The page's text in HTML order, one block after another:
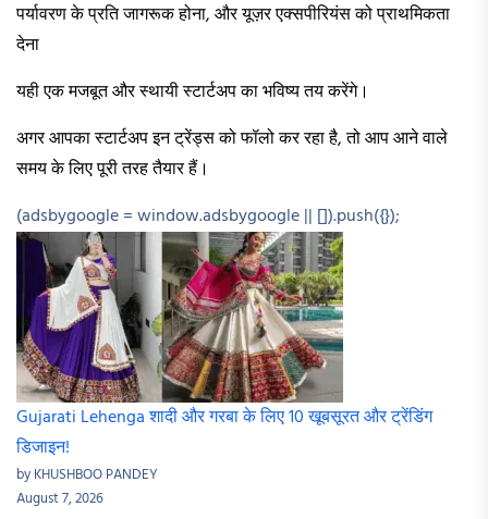
पर्यावरण के प्रति जागरूक होना, और यूज़र एक्सपीरियंस को प्राथमिकता
देना
यही एक मजबूत और स्थायी स्टार्टअप का भविष्य तय करेंगे।
अगर आपका स्टार्टअप इन ट्रेंड्स को फॉलो कर रहा है, तो आप आने वाले
समय के लिए पूरी तरह तैयार हैं।
(adsbygoogle = window.adsbygoogle || []).push({});
Gujarati Lehenga शादी और गरबा के लिए 10 खूबसूरत और ट्रेंडिंग
डिजाइन!
by KHUSHBOO PANDEY
August 7, 2026